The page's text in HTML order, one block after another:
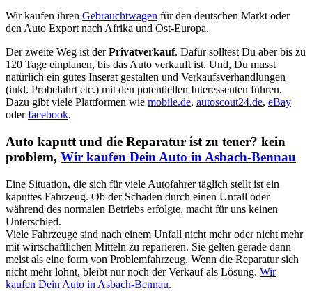
Wir kaufen ihren Gebrauchtwagen für den deutschen Markt oder
den Auto Export nach Afrika und Ost-Europa.
Der zweite Weg ist derPrivatverkauf. Dafür solltest Du aber bis zu
120 Tage einplanen, bis das Auto verkauft ist. Und, Du musst
natürlich ein gutes Inserat gestalten und Verkaufsverhandlungen
(inkl. Probefahrt etc.) mit den potentiellen Interessenten führen.
Dazu gibt viele Plattformen wie mobile.de, autoscout24.de, eBay
oderfacebook.
Auto kaputt und die Reparatur ist zu teuer? kein
problem, Wir kaufen Dein Auto in Asbach-Bennau
Eine Situation, die sich für viele Autofahrer täglich stellt ist ein
kaputtes Fahrzeug. Ob der Schaden durch einen Unfall oder
während des normalen Betriebs erfolgte, macht für uns keinen
Unterschied.
Viele Fahrzeuge sind nach einem Unfall nicht mehr oder nicht mehr
mit wirtschaftlichen Mitteln zu reparieren. Sie gelten gerade dann
meist als eine form von Problemfahrzeug. Wenn die Reparatur sich
nicht mehr lohnt, bleibt nur noch der Verkauf als Lösung. Wir
kaufen Dein Auto in Asbach-Bennau.